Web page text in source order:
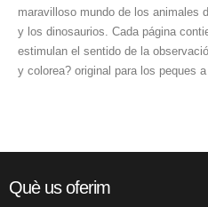
maravilloso mundo de los animales
y los dinosaurios. Cada página
estimulan el sentido de la
y colorea? original para los peques a
Què us oferim